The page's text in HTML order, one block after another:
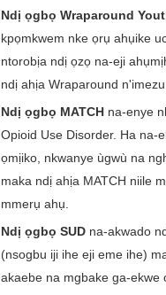
Ndị ọgbọ Wraparound
kpọmkwem nke ọrụ ahụike
ntorobịa ndị ọzọ na-eji
ndị ahịa Wraparound
Ndị ọgbọ MATCHna-enye
Opioid Use Disorder. Ha na-
ọmịiko, nkwanye ùgwù na
maka ndị ahịa MATCH niile
mmerụ ahụ.
Ndị ọgbọ SUDna-akwado
(nsogbu iji ihe eji eme ihe)
akaebe na mgbake ga-ekwe